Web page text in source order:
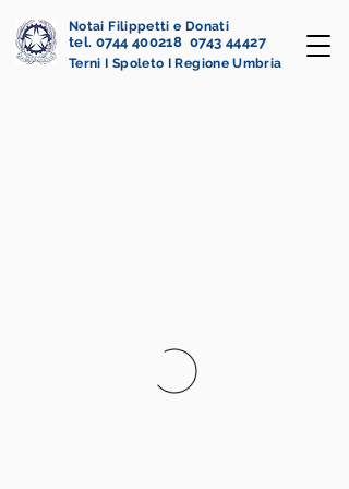
Notai Filippetti e Donati
tel. 0744 400218 0743 44427
Terni I Spoleto I Regione Umbria